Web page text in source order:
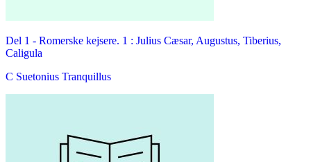
Del 1 - Romerske kejsere. 1 : Julius Cæsar, Augustus, Tiberius,
Caligula
C Suetonius Tranquillus